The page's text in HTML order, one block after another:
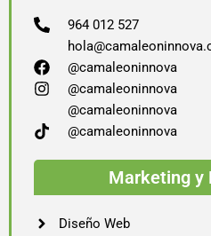
964 012 527
@camaleoninnova
@camaleoninnova
@camaleoninnova
@camaleoninnova
Marketing y
Diseño Web